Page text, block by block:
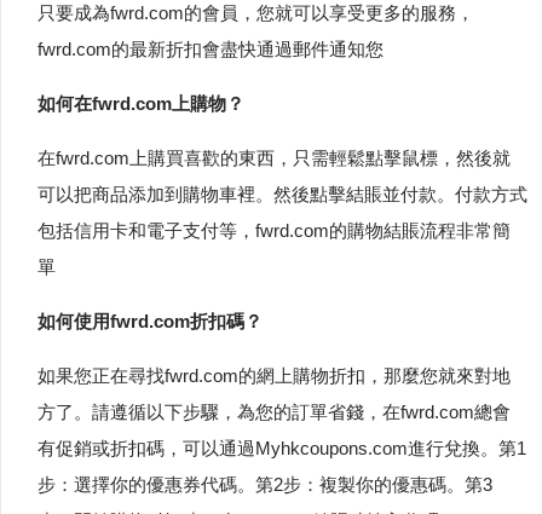
只要成為fwrd.com的會員，您就可以享受更多的服務，
fwrd.com的最新折扣會盡快通過郵件通知您
如何在fwrd.com上購物？
在fwrd.com上購買喜歡的東西，只需輕鬆點擊鼠標，然後就
可以把商品添加到購物車裡。然後點擊結賬並付款。付款方式
包括信用卡和電子支付等，fwrd.com的購物結賬流程非常簡
單
如何使用fwrd.com折扣碼？
如果您正在尋找fwrd.com的網上購物折扣，那麼您就來對地
方了。請遵循以下步驟，為您的訂單省錢，在fwrd.com總會
有促銷或折扣碼，可以通過Myhkcoupons.com進行兌換。第1
步：選擇你的優惠券代碼。第2步：複製你的優惠碼。第3